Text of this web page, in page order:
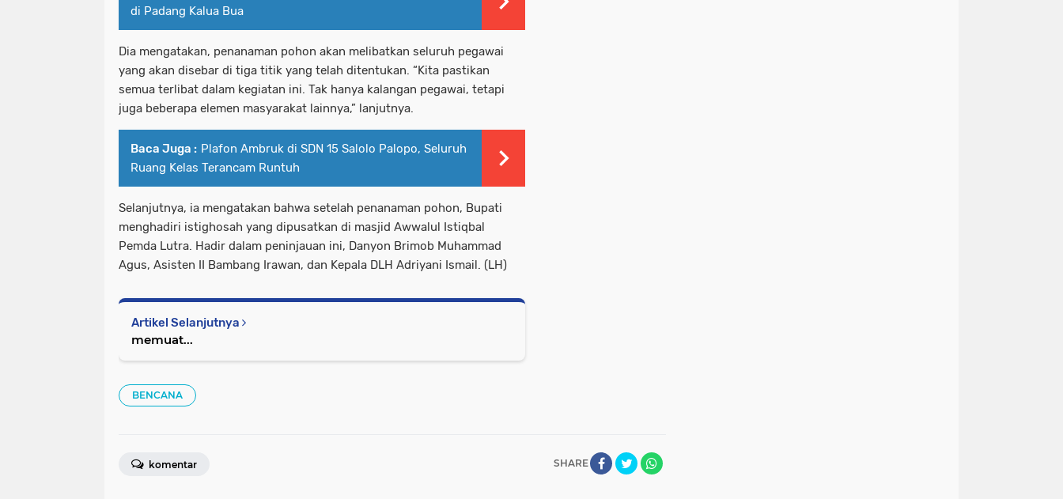
di Padang Kalua Bua
Dia mengatakan, penanaman pohon akan melibatkan seluruh pegawai
yang akan disebar di tiga titik yang telah ditentukan. “Kita pastikan
semua terlibat dalam kegiatan ini. Tak hanya kalangan pegawai, tetapi
juga beberapa elemen masyarakat lainnya,” lanjutnya.
Baca Juga : Plafon Ambruk di SDN 15 Salolo Palopo, Seluruh
Ruang Kelas Terancam Runtuh
Selanjutnya, ia mengatakan bahwa setelah penanaman pohon, Bupati
menghadiri istighosah yang dipusatkan di masjid Awwalul Istiqbal
Pemda Lutra. Hadir dalam peninjauan ini, Danyon Brimob Muhammad
Agus, Asisten II Bambang Irawan, dan Kepala DLH Adriyani Ismail. (LH)
Artikel Selanjutnya
memuat...
BENCANA
SHARE
komentar